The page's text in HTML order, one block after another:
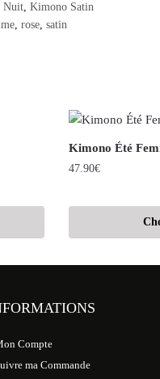
Nuit, Kimono Satin
, rose, satin
Kimono Été
47.90€
Compte
ma Commande